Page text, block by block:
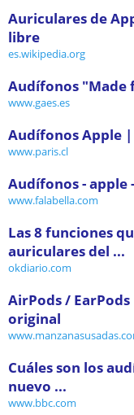
Auriculares de
libre
es.wikipedia.org
Audífonos "Made
www.gaes.es
Audífonos Apple |
www.paris.cl
Audífonos - apple
www.falabella.com
Las 8 funciones
auriculares del ...
okdiario.com
AirPods /
original
Cuáles son los
nuevo ...
www.bbc.com